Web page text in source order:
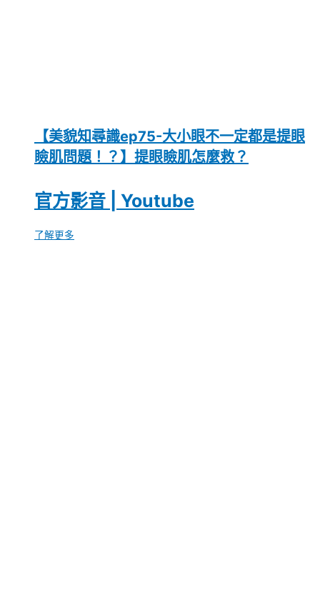
【美貌知尋識ep75-大小眼不一定都是提眼
瞼肌問題！？】提眼瞼肌怎麼救？
官方影音 | Youtube
了解更多